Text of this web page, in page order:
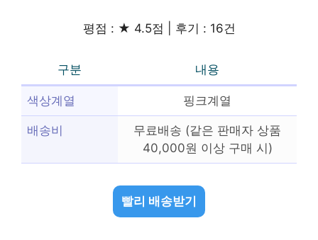
평점 : ★ 4.5점 | 후기 : 16건
구분 내용
색상계열 핑크계열
배송비
무료배송 (같은 판매자 상품
40,000원 이상 구매 시)
빨리 배송받기